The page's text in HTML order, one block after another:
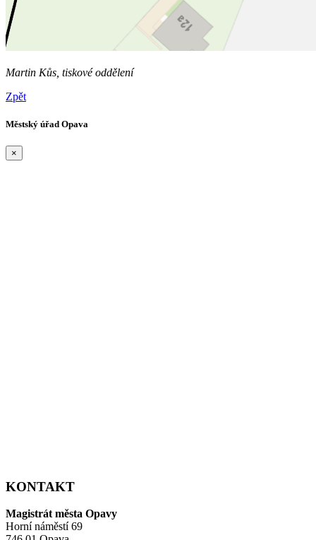
Martin Kůs, tiskové oddělení
Zpět
Městský úřad Opava
×
KONTAKT
Magistrát města Opavy
Horní náměstí 69